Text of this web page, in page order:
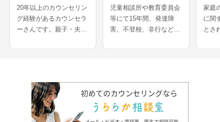
20年以上のカウンセリン
グ経験があるカウンセラ
ーさんです。親子・夫婦
き方や職場の人間関係の
若年層から年配の方ま
で、幅広く相談を受けら
児童相談所や教育委員会
等にて15年間、発達障
害、不登校、非行などの
たカウンセラーさんで
問題解決の経験をお持ち
で、夫婦問題、DV、HS
家庭
に関
とさ
校の